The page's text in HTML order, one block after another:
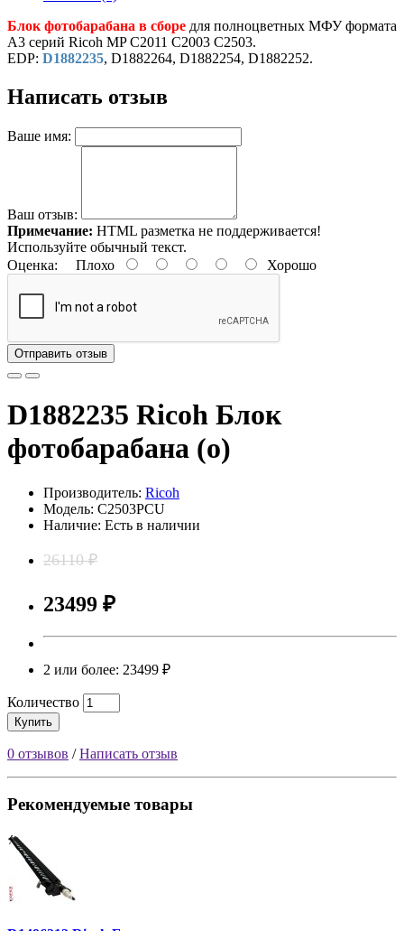
Блок фотобарабана в сборе для полноцветных МФУ формата
A3 серий Ricoh MP C2011 C2003 C2503.
EDP: D1882235, D1882264, D1882254, D1882252.
Написать отзыв
Ваше имя:
Ваш отзыв:
Примечание: HTML разметка не поддерживается!
Используйте обычный текст.
Оценка: Плохо Хорошо
Отправить отзыв
D1882235 Ricoh Блок
фотобарабана (о)
Производитель: Ricoh
Модель: C2503PCU
Наличие: Есть в наличии
26110 ₽
23499 ₽
2 или более: 23499 ₽
Количество
Купить
0 отзывов /Написать отзыв
Рекомендуемые товары